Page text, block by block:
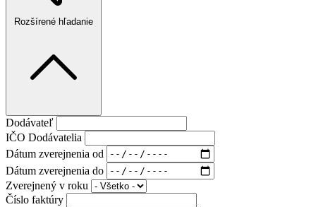
Rozšírené hľadanie
Dodávateľ
IČO Dodávatelia
Dátum zverejnenia od
Dátum zverejnenia do
Zverejnený v roku
Číslo faktúry